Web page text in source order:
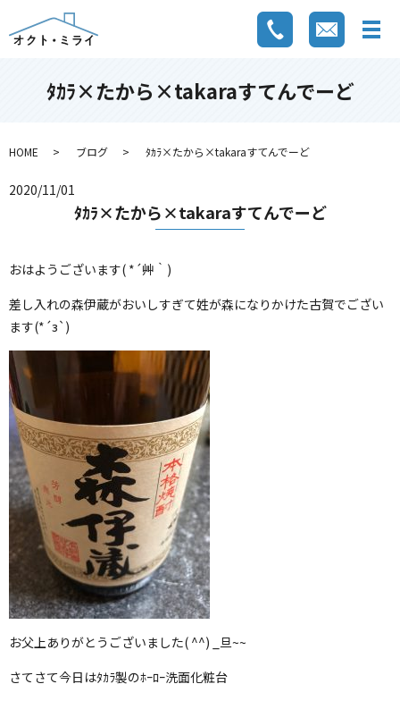
ﾀｶﾗ×たから×takaraすてんでーど
HOME ブログ ﾀｶﾗ×たから×takaraすてんでーど
2020/11/01
ﾀｶﾗ×たから×takaraすてんでーど
おはようございます( *´艸｀)
差し入れの森伊蔵がおいしすぎて姓が森になりかけた古賀でござい
ます(*´з`)
お父上ありがとうございました( ^^) _旦~~
さてさて今日はﾀｶﾗ製のﾎｰﾛｰ洗面化粧台